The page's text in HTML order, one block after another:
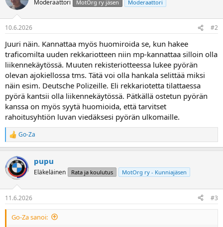
i
:
Moderaattori MotOrg ry jäsen Moderaattori
10.6.2026 #2
Juuri näin. Kannattaa myös huomiroida se, kun hakee
traficomilta uuden rekkariotteen niin mp-kannattaa silloin olla
liikennekäytössä. Muuten rekisteriotteessa lukee pyörän
olevan ajokiellossa tms. Tätä voi olla hankala selittää miksi
näin esim. Deutsche Polizeille. Eli rekkariotetta tilattaessa
pyörä kantsii olla liikennekäytössä. Pätkällä ostetun pyörän
kanssa on myös syytä huomioida, että tarvitset
rahoitusyhtiön luvan viedäksesi pyörän ulkomaille.
R
e
k
t
i
Go-Za
pupu
Eläkeläinen Rata ja koulutus MotOrg ry - Kunniajäsen
11.6.2026 #3
Go-Za sanoi: